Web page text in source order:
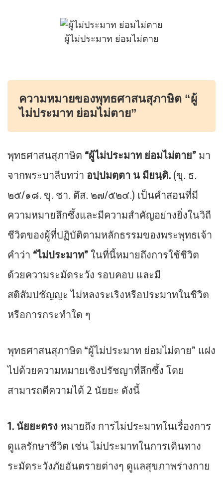
ผู้ไม่ประมาท ย่อมไม่ตาย
ความหมายของพุทธศาสนสุภาษิต “ผู้
ไม่ประมาท ย่อมไม่ตาย”
พุทธศาสนสุภาษิต “ผู้ไม่ประมาท ย่อมไม่ตาย”มา
จากพระบาลีบทว่า อปฺปมตฺตา น มียนฺติ.(ขุ. ธ.
๒๕/๑๘. ขุ. ชา. ตึส. ๒๗/๕๒๔.) เป็นคำสอนที่มี
ความหมายลึกซึ้งและมีความสำคัญอย่างยิ่งในวิถี
ชีวิตของผู้ที่ปฏิบัติตามหลักธรรมของพระพุทธเจ้า
คำว่า “ไม่ประมาท”ในที่นี้หมายถึงการใช้ชีวิต
ด้วยความระมัดระวัง รอบคอบ และมี
สติสัมปชัญญะ ไม่หลงระเริงหรือประมาทในชีวิต
หรือการกระทำใด ๆ
พุทธศาสนสุภาษิต “ผู้ไม่ประมาท ย่อมไม่ตาย” แฝง
ไปด้วยความหมายเชิงปรัชญาที่ลึกซึ้ง โดย
สามารถตีความได้ 2 นัยยะ ดังนี้
1. นัยยะตรงหมายถึง การไม่ประมาทในเรื่องการ
ดูแลรักษาชีวิต เช่น ไม่ประมาทในการเดินทาง
ระมัดระวังภัยอันตรายต่างๆ ดูแลสุขภาพร่างกาย